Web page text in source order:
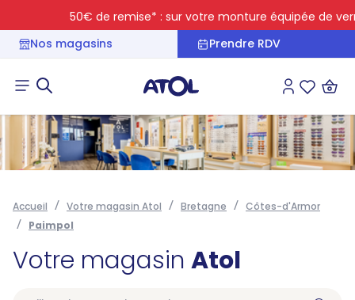
50€ de remise* : sur votre monture équipée de
Nos magasins
Prendre RDV
Connexion
Accueil Votre magasin Atol Bretagne
Côtes-d'Armor
Paimpol
Votre magasin Atol